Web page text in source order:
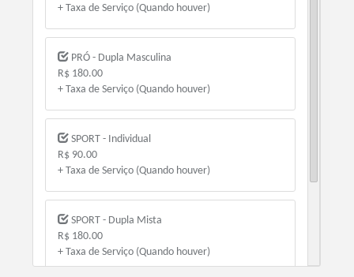
+ Taxa de Serviço (Quando houver)
PRÓ - Dupla Masculina
R$ 180.00
+ Taxa de Serviço (Quando houver)
SPORT - Individual
R$ 90.00
+ Taxa de Serviço (Quando houver)
SPORT - Dupla Mista
R$ 180.00
+ Taxa de Serviço (Quando houver)